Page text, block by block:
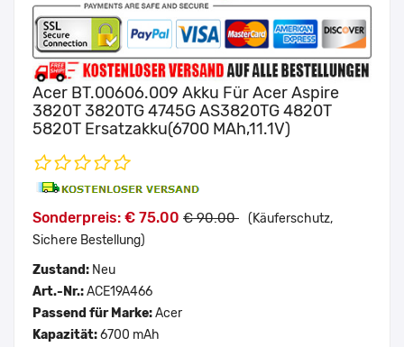
Acer BT.00606.009 Akku Für Acer Aspire
3820T 3820TG 4745G AS3820TG 4820T
5820T Ersatzakku(6700 MAh,11.1V)
Sonderpreis: € 75.00 € 90.00 (Käuferschutz,
Sichere Bestellung)
Zustand: Neu
Art.-Nr.:ACE19A466
Passend für Marke:Acer
Kapazität:6700 mAh